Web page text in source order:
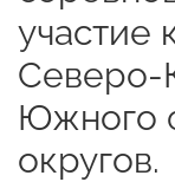
участие
Северо-
Южного
округов.